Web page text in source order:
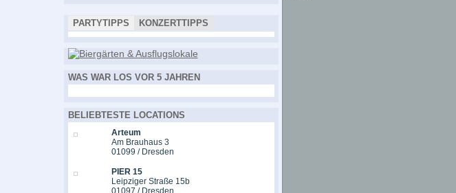
PARTYTIPPS KONZERTTIPPS
WAS WAR LOS VOR 5 JAHREN
BELIEBTESTE LOCATIONS
Arteum
Am Brauhaus 3
01099 / Dresden
PIER 15
Leipziger Straße 15b
01097 / Dresden